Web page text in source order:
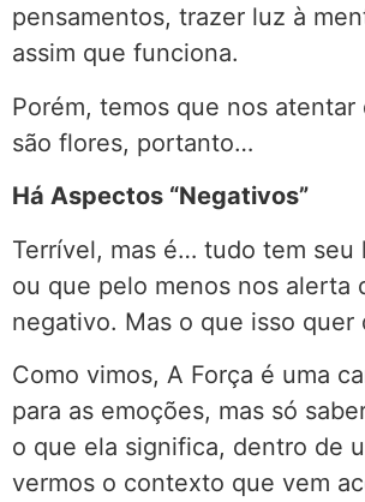
pensamentos, trazer luz à
assim que funciona.
Porém, temos que nos
são flores, portanto…
Há Aspectos “Negativos”
Terrível, mas é… tudo tem seu
ou que pelo menos nos alerta
negativo. Mas o que isso quer
Como vimos, A Força é uma
para as emoções, mas só
o que ela significa, dentro de
vermos o contexto que vem